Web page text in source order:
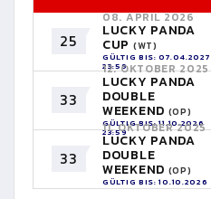
25
08. APRIL 2026
LUCKY PANDA
CUP (WT)
GÜLTIG BIS: 07.04.2027
23:59
33
12. OKTOBER 2025
LUCKY PANDA
DOUBLE
WEEKEND (OP)
GÜLTIG BIS: 11.10.2026
23:59
33
11. OKTOBER 2025
LUCKY PANDA
DOUBLE
WEEKEND (OP)
GÜLTIG BIS: 10.10.2026
23:59